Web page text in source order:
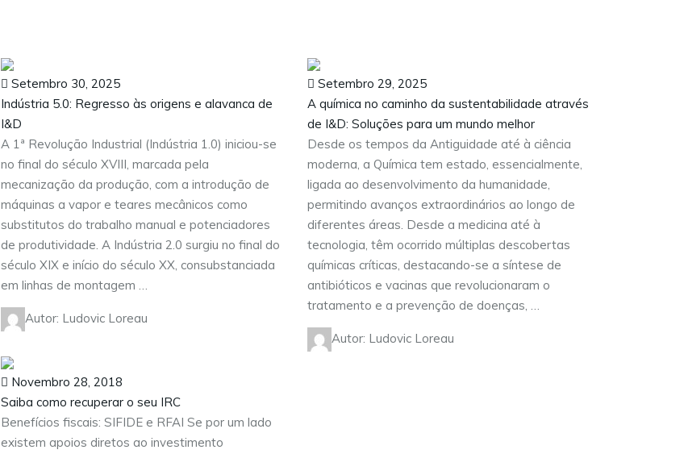
Setembro 30, 2025
Indústria 5.0: Regresso às origens e alavanca de
I&D
A 1ª Revolução Industrial (Indústria 1.0) iniciou-se
no final do século XVIII, marcada pela
mecanização da produção, com a introdução de
máquinas a vapor e teares mecânicos como
substitutos do trabalho manual e potenciadores
de produtividade. A Indústria 2.0 surgiu no final do
século XIX e início do século XX, consubstanciada
em linhas de montagem …
Autor: Ludovic Loreau
Setembro 29, 2025
A química no caminho da sustentabilidade através
de I&D: Soluções para um mundo melhor
Desde os tempos da Antiguidade até à ciência
moderna, a Química tem estado, essencialmente,
ligada ao desenvolvimento da humanidade,
permitindo avanços extraordinários ao longo de
diferentes áreas. Desde a medicina até à
tecnologia, têm ocorrido múltiplas descobertas
químicas críticas, destacando-se a síntese de
antibióticos e vacinas que revolucionaram o
tratamento e a prevenção de doenças, …
Autor: Ludovic Loreau
Novembro 28, 2018
Saiba como recuperar o seu IRC
Benefícios fiscais: SIFIDE e RFAI Se por um lado
existem apoios diretos ao investimento